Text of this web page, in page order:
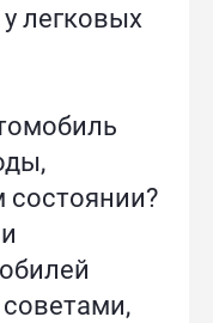
легковых
состоянии?